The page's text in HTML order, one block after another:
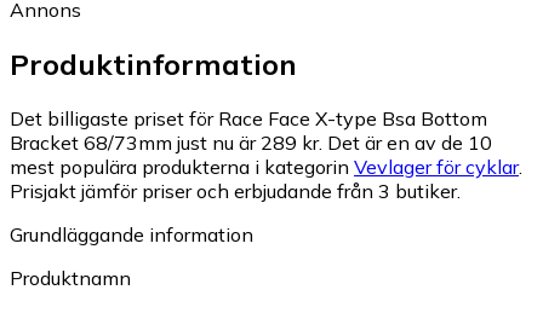
Annons
Produktinformation
Det billigaste priset för Race Face X-type Bsa Bottom
Bracket 68/73mm just nu är 289 kr. Det är en av de 10
mest populära produkterna i kategorin Vevlager för cyklar.
Prisjakt jämför priser och erbjudande från 3 butiker.
Grundläggande information
Produktnamn